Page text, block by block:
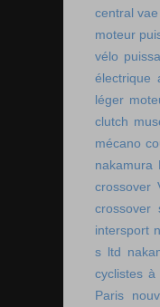
central vae
moteur
vélo
électrique
léger
clutch
mécano
nakamura
crossover
crossover
intersport
s ltd
cyclistes à
Paris